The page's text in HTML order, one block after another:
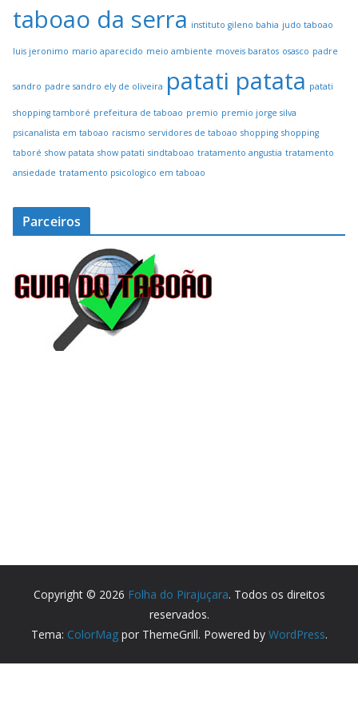
taboao da serra instituto gileno bahia judo taboao
luis jeronimo mario aparecido meio ambiente moveis baratos osasco padre
sandro padre sandro ely de oliveira patati patata patati
shopping tamboré prefeitura de taboao premio premio jorge silva
psicanalista em taboao racismo servidores de taboao shopping shopping
taboré show patata show patati sindtaboao tratamento angustia tratamento
ansiedade tratamento psicologico em taboao
Parceiros
Copyright © 2026 Folha do Pirajuçara. Todos os direitos
reservados.
Tema: ColorMagpor ThemeGrill. Powered by WordPress.